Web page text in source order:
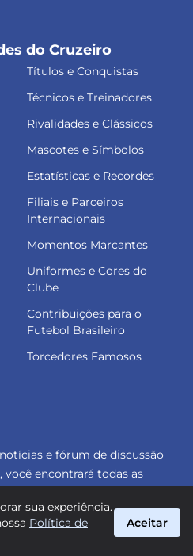
do Cruzeiro
Títulos e Conquistas
Técnicos e Treinadores
Rivalidades e Clássicos
Mascotes e Símbolos
Estatísticas e Recordes
Filiais e Parceiros
Internacionais
Momentos Marcantes
Uniformes e Cores do
Clube
Contribuições para o
Futebol Brasileiro
Torcedores Famosos
e fórum de discussão
você encontrará todas as
Junte-se a nós e faça parte
#Cruzeiro #RaposaAzul
sua experiência.
Política de
Aceitar